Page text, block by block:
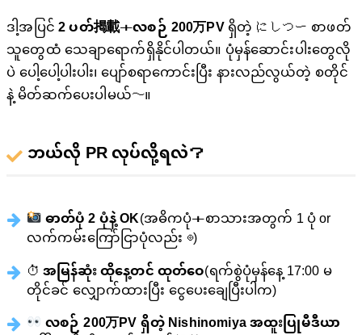
ဒါ့အပြင်2 ပတ်掲載＋လစဉ် 200万PVရှိတဲ့ にしつー စာဖတ်
သူတွေထံ သေချာရောက်ရှိနိုင်ပါတယ်။ ပုံမှန်ဆောင်းပါးတွေလို
ပဲ ပေါ့ပေါ့ပါးပါး၊ ပျော်စရာကောင်းပြီး နားလည်လွယ်တဲ့ စတိုင်
နဲ့ မိတ်ဆက်ပေးပါမယ်〜။
ဘယ်လို PR လုပ်လို့ရလဲ？
ဓာတ်ပုံ 2 ပုံနဲ့ OK(အဓိကပုံ＋စာသားအတွက် 1 ပုံ or
လက်ကမ်းကြော်ငြာပုံလည်း ◎)
⏱အမြန်ဆုံး ထိုနေ့တင် ထုတ်ဝေ(ရက်စွဲပုံမှန်နေ့ 17:00 မ
တိုင်ခင် လျှောက်ထားပြီး ငွေပေးချေပြီးပါက)
လစဉ် 200万PV ရှိတဲ့ Nishinomiya အထူးပြုမီဒီယာ